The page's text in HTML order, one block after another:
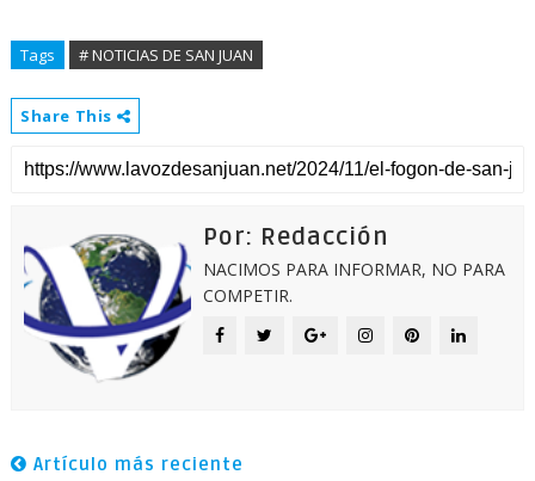
Tags # NOTICIAS DE SAN JUAN
Share This
Por: Redacción
NACIMOS PARA INFORMAR, NO PARA
COMPETIR.
Artículo más reciente